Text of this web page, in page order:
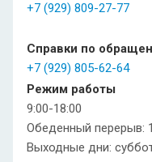
+7 (929) 809-27-77
Справки по
+7 (929) 805-62-64
Режим работы
9:00-18:00
Обеденный перерыв:
Выходные дни: